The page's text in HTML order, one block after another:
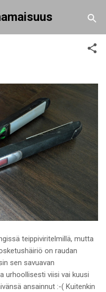
teippiviritelmillä, mutta
on raudan
sen savuavan
urhoollisesti viisi vai kuusi
ansainnut :-( Kuitenkin